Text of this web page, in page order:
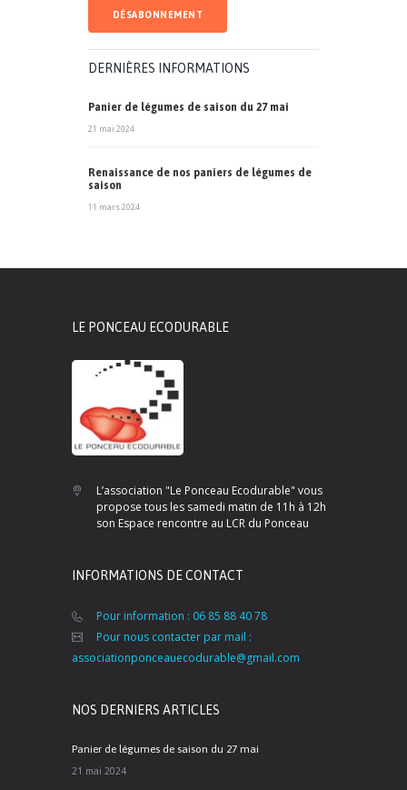
DERNIÈRES INFORMATIONS
Panier de légumes de saison du 27 mai
21 mai 2024
Renaissance de nos paniers de légumes de
saison
11 mars 2024
LE PONCEAU ECODURABLE
L’association "Le Ponceau Ecodurable" vous
propose tous les samedi matin de 11h à 12h
son Espace rencontre au LCR du Ponceau
INFORMATIONS DE CONTACT
Pour information : 06 85 88 40 78
Pour nous contacter par mail :
associationponceauecodurable@gmail.com
NOS DERNIERS ARTICLES
Panier de légumes de saison du 27 mai
21 mai 2024